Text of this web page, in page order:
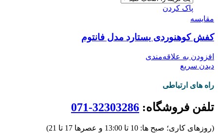
پاک کردن
مقایسه
کفش کوهنوردی بستارد مدل فانتوم
افزودن به علاقه‌مندی
دیدن سریع
راه های ارتباطی
تلفن فروشگاه: 32303286-071
(روزهای کاری؛ صبح ها: 10 تا 13:00 و عصرها 17 تا 21)